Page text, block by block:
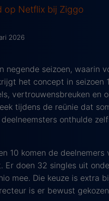
op Netflix bij Ziggo
2026
negende seizoen, waarin
het concept in
vertrouwensbreuken en
tijdens de reünie dat
onthulde
10 komen de
Er doen 32 singles uit
mee. Die keuze is extra
is er bewust